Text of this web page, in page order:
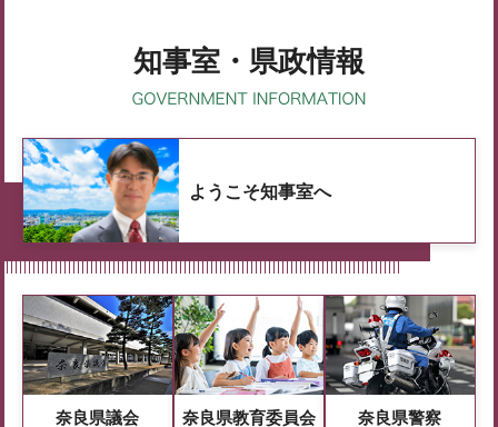
知事室・県政情報
ようこそ知事室へ
奈良県議会 奈良県教育委員会 奈良県警察